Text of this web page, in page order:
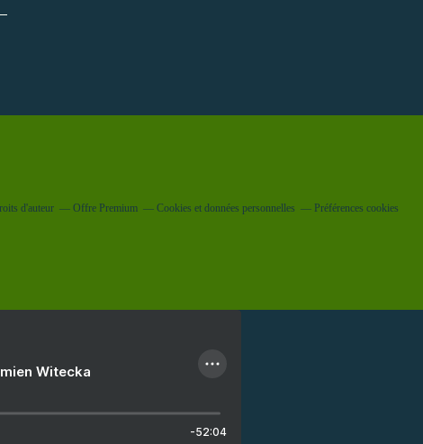
d'auteur Offre Premium Cookies et données personnelles Préférences cookies
Witecka
-52:04